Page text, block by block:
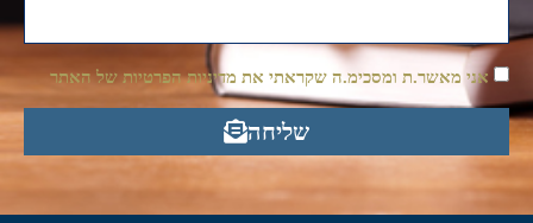
אני מאשר.ת ומסכימ.ה שקראתי את מדיניות הפרטיות של האתר
שליחה